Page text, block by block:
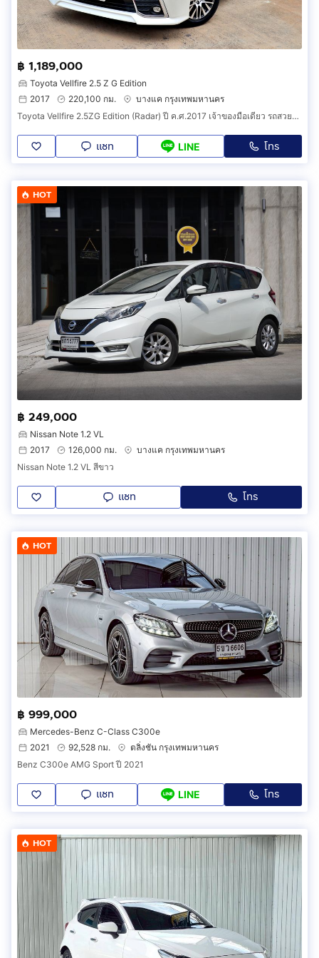
฿ 1,189,000
Toyota Vellfire 2.5 Z G Edition
2017
220,100 กม.
บางแค กรุงเทพมหานคร
Toyota Vellfire 2.5ZG Edition (Radar) ปี ค.ศ.2017 เจ้าของมือเดียว รถสวยซอกเดิม ราคาถูกที่สุดในตลาด จัดไฟแนนซ์ได้ รับเทริน์ครับ
แชท LINE โทร
HOT
฿ 249,000
Nissan Note 1.2 VL
2017
126,000 กม.
บางแค กรุงเทพมหานคร
Nissan Note 1.2 VL สีขาว
แชท โทร
HOT
฿ 999,000
Mercedes-Benz C-Class C300e
2021
92,528 กม.
ตลิ่งชัน กรุงเทพมหานคร
Benz C300e AMG Sport ปี 2021
แชท LINE โทร
HOT